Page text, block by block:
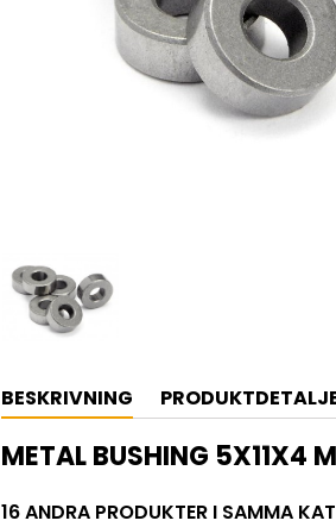
BESKRIVNING
METAL BUSHING 5X11X4
16 ANDRA PRODUKTER I SAMMA